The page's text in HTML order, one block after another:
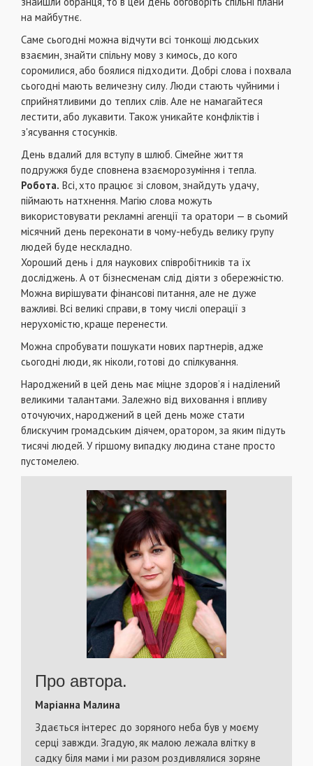
на майбутнє.
Саме сьогодні можна відчути всі тонкощі людських
взаємин, знайти спільну мову з кимось, до кого
соромилися, або боялися підходити. Добрі слова і похвала
сьогодні мають величезну силу. Люди стають чуйними і
сприйнятливими до теплих слів. Але не намагайтеся
лестити, або лукавити. Також уникайте конфліктів і
з'ясування стосунків.
День вдалий для вступу в шлюб. Сімейне життя
подружжя буде сповнена взаєморозуміння і тепла.
Робота. Всі, хто працює зі словом, знайдуть удачу,
піймають натхнення. Магію слова можуть
використовувати рекламні агенції та оратори — в сьомий
місячний день переконати в чому-небудь велику групу
людей буде нескладно.
Хороший день і для наукових співробітників та їх
досліджень. А от бізнесменам слід діяти з обережністю.
Можна вирішувати фінансові питання, але не дуже
важливі. Всі великі справи, в тому числі операції з
нерухомістю, краще перенести.
Можна спробувати пошукати нових партнерів, адже
сьогодні люди, як ніколи, готові до спілкування.
Народжений в цей день має міцне здоров’я і наділений
великими талантами. Залежно від виховання і впливу
оточуючих, народжений в цей день може стати
блискучим громадським діячем, оратором, за яким підуть
тисячі людей. У гіршому випадку людина стане просто
пустомелею.
Про автора.
Маріанна Малина
Здається інтерес до зоряного неба був у моєму
серці завжди. Згадую, як малою лежала влітку в
садку біля мами і ми разом роздивлялися зоряне